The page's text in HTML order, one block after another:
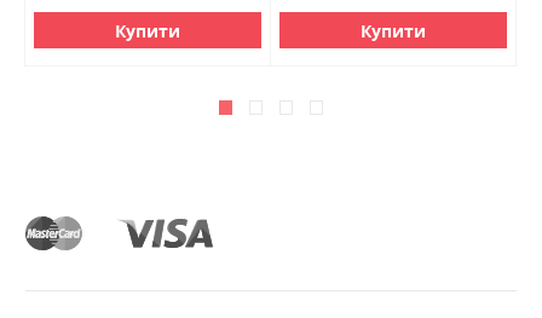
Купити Купити